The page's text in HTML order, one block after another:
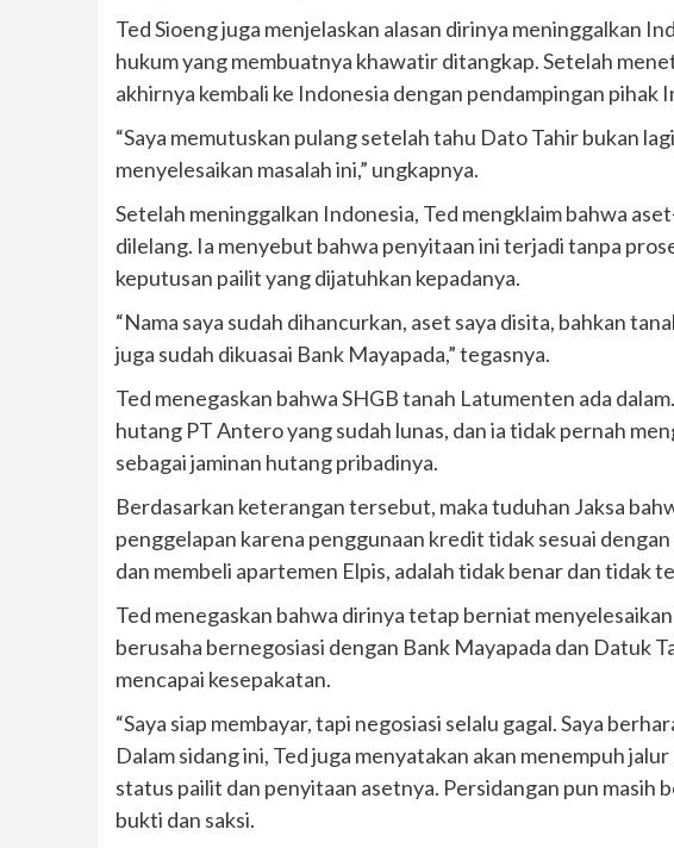
Ted Sioeng juga menjelaskan alasan dirinya meninggalkan
hukum yang membuatnya khawatir ditangkap. Setelah
akhirnya kembali ke Indonesia dengan pendampingan pihak
“Saya memutuskan pulang setelah tahu Dato Tahir bukan
menyelesaikan masalah ini,” ungkapnya.
Setelah meninggalkan Indonesia, Ted mengklaim bahwa
dilelang. Ia menyebut bahwa penyitaan ini terjadi tanpa
keputusan pailit yang dijatuhkan kepadanya.
“Nama saya sudah dihancurkan, aset saya disita, bahkan
juga sudah dikuasai Bank Mayapada,” tegasnya.
Ted menegaskan bahwa SHGB tanah Latumenten ada
hutang PT Antero yang sudah lunas, dan ia tidak pernah
sebagai jaminan hutang pribadinya.
Berdasarkan keterangan tersebut, maka tuduhan Jaksa
penggelapan karena penggunaan kredit tidak sesuai
dan membeli apartemen Elpis, adalah tidak benar dan tidak
Ted menegaskan bahwa dirinya tetap berniat
berusaha bernegosiasi dengan Bank Mayapada dan Datuk
mencapai kesepakatan.
“Saya siap membayar, tapi negosiasi selalu gagal. Saya
Dalam sidang ini, Ted juga menyatakan akan menempuh
status pailit dan penyitaan asetnya. Persidangan pun masih
bukti dan saksi.